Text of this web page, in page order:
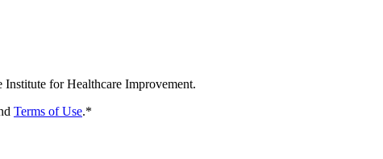
for Healthcare Improvement.
Terms of Use.*